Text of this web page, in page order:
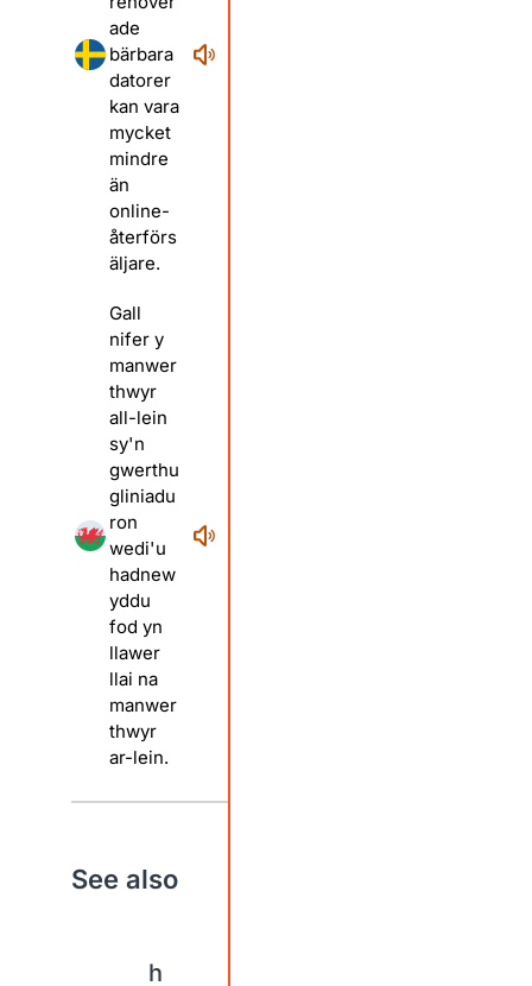
ade
bärbara
datorer
kan vara
mycket
mindre
än
online-
återförs
äljare.
Gall
nifer y
manwer
thwyr
all-lein
sy'n
gwerthu
gliniadu
ron
wedi'u
hadnew
yddu
fod yn
llawer
llai na
manwer
thwyr
ar-lein.
See also
h